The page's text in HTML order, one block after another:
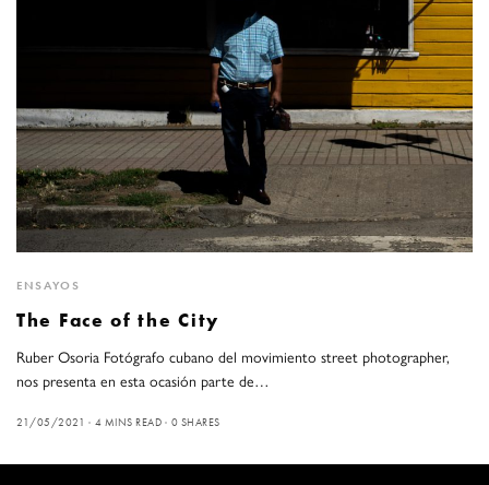
ENSAYOS
The Face of the City
Ruber Osoria Fotógrafo cubano del movimiento street photographer,
nos presenta en esta ocasión parte de…
21/05/2021 4 MINS READ 0 SHARES